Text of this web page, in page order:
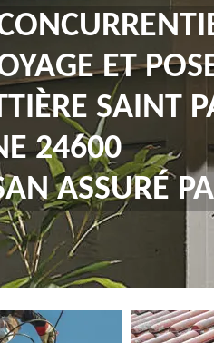
ET
SAINT
24600
ASSURÉ